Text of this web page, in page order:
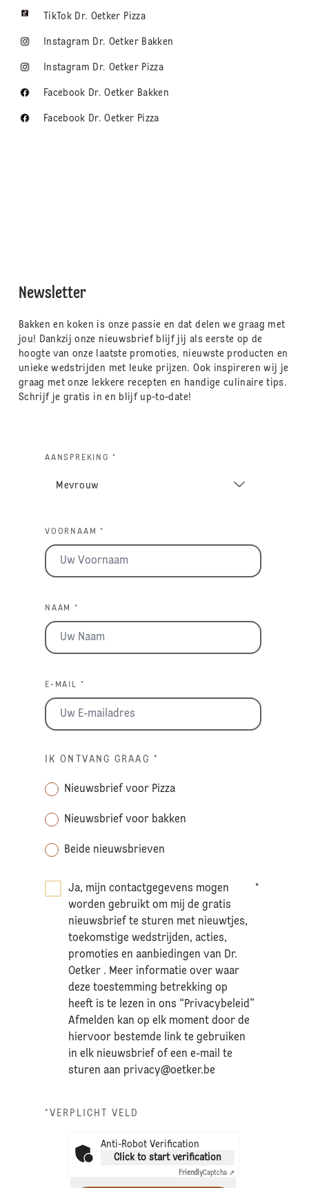
TikTok Dr. Oetker Pizza
Instagram Dr. Oetker Bakken
Instagram Dr. Oetker Pizza
Facebook Dr. Oetker Bakken
Facebook Dr. Oetker Pizza
Newsletter
Bakken en koken is onze passie en dat delen we graag met
jou! Dankzij onze nieuwsbrief blijf jij als eerste op de
hoogte van onze laatste promoties, nieuwste producten en
unieke wedstrijden met leuke prijzen. Ook inspireren wij je
graag met onze lekkere recepten en handige culinaire tips.
Schrijf je gratis in en blijf up-to-date!
AANSPREKING *
VOORNAAM *
NAAM *
E-MAIL *
IK ONTVANG GRAAG *
Nieuwsbrief voor Pizza
Nieuwsbrief voor bakken
Beide nieuwsbrieven
Ja, mijn contactgegevens mogen
worden gebruikt om mij de gratis
nieuwsbrief te sturen met nieuwtjes,
toekomstige wedstrijden, acties,
promoties en aanbiedingen van Dr.
Oetker . Meer informatie over waar
deze toestemming betrekking op
heeft is te lezen in ons “Privacybeleid”
Afmelden kan op elk moment door de
hiervoor bestemde link te gebruiken
in elk nieuwsbrief of een e-mail te
sturen aanprivacy@oetker.be
*
*VERPLICHT VELD
Anti-Robot Verification
Click to start verification
FriendlyCaptcha ⇗